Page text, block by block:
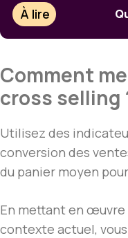
À lire
Comment
cross selling
Utilisez des
conversion des
du panier moyen
En mettant en œuvre
contexte actuel,